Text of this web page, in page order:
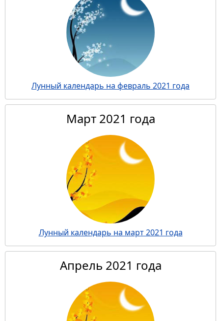
Лунный календарь на февраль 2021 года
Март 2021 года
Лунный календарь на март 2021 года
Апрель 2021 года